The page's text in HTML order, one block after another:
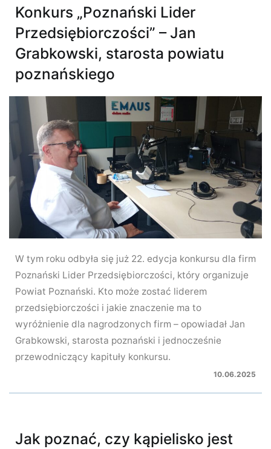
Konkurs „Poznański Lider
Przedsiębiorczości” – Jan
Grabkowski, starosta powiatu
poznańskiego
W tym roku odbyła się już 22. edycja konkursu dla firm
Poznański Lider Przedsiębiorczości, który organizuje
Powiat Poznański. Kto może zostać liderem
przedsiębiorczości i jakie znaczenie ma to
wyróżnienie dla nagrodzonych firm – opowiadał Jan
Grabkowski, starosta poznański i jednocześnie
przewodniczący kapituły konkursu.
10.06.2025
Jak poznać, czy kąpielisko jest